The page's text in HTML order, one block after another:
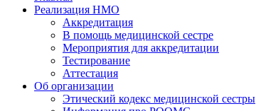
Реализация НМО
Аккредитация
В помощь медицинской сестре
Мероприятия для аккредитации
Тестирование
Аттестация
Об организации
Этический кодекс медицинской сестры